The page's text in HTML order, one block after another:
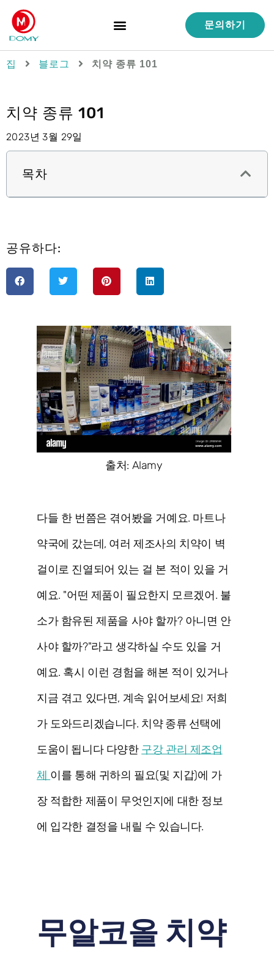
문의하기
집 블로그 치약 종류 101
치약 종류 101
2023년 3월 29일
목차
공유하다:
출처: Alamy
다들 한 번쯤은 겪어봤을 거예요. 마트나
약국에 갔는데, 여러 제조사의 치약이 벽
걸이로 진열되어 있는 걸 본 적이 있을 거
예요. "어떤 제품이 필요한지 모르겠어. 불
소가 함유된 제품을 사야 할까? 아니면 안
사야 할까?"라고 생각하실 수도 있을 거
예요. 혹시 이런 경험을 해본 적이 있거나
지금 겪고 있다면, 계속 읽어보세요! 저희
가 도와드리겠습니다. 치약 종류 선택에
도움이 됩니다다양한 구강 관리 제조업
체 이를 통해 귀하의 필요(및 지갑)에 가
장 적합한 제품이 무엇인지에 대한 정보
에 입각한 결정을 내릴 수 있습니다.
무알코올 치약